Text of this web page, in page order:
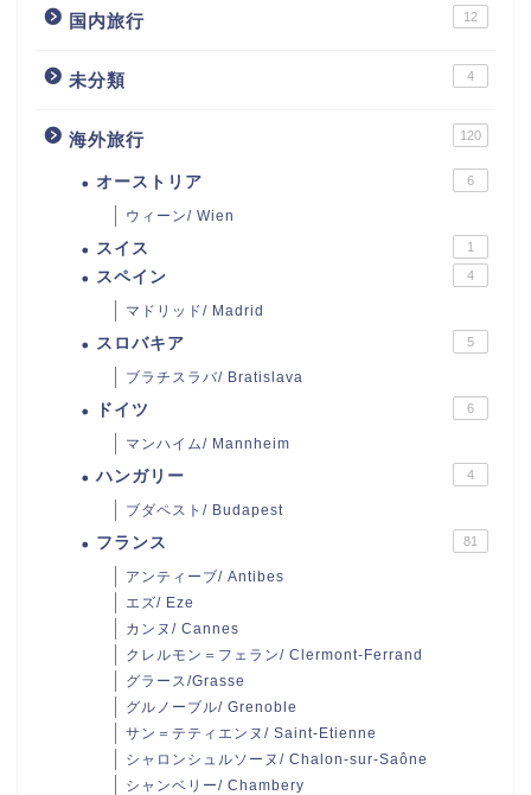
国内旅行 12
未分類 4
海外旅行 120
オーストリア 6
ウィーン/ Wien
スイス 1
スペイン 4
マドリッド/ Madrid
スロバキア 5
ブラチスラバ/ Bratislava
ドイツ 6
マンハイム/ Mannheim
ハンガリー 4
ブダペスト/ Budapest
フランス 81
アンティーブ/ Antibes
エズ/ Eze
カンヌ/ Cannes
クレルモン＝フェラン/ Clermont-Ferrand
グラース/Grasse
グルノーブル/ Grenoble
サン＝テティエンヌ/ Saint-Etienne
シャロンシュルソーヌ/ Chalon-sur-Saône
シャンベリー/ Chambery